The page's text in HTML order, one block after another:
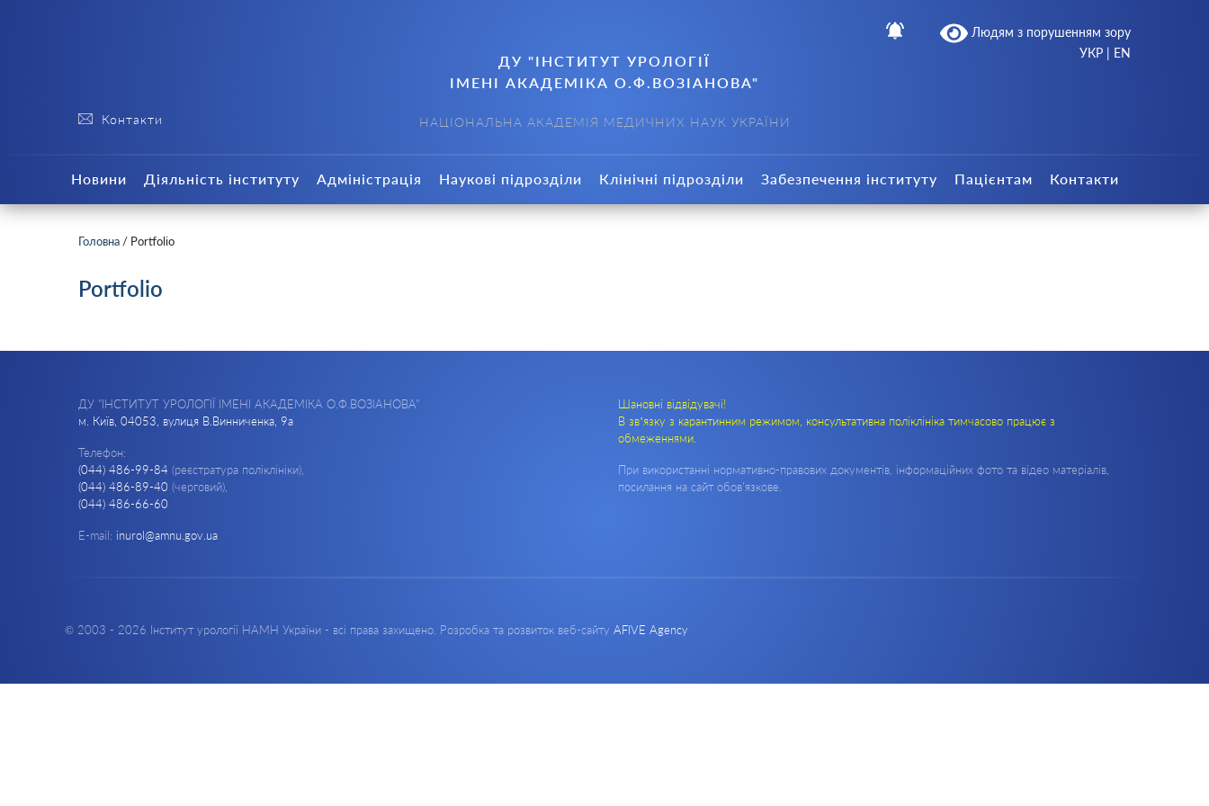
Людям з порушенням зору
Контакти
ДУ "ІНСТИТУТ УРОЛОГІЇ
ІМЕНІ АКАДЕМІКА О.Ф.ВОЗІАНОВА"
НАЦІОНАЛЬНА АКАДЕМІЯ МЕДИЧНИХ НАУК УКРАЇНИ
УКР | EN
Новини Діяльність інституту Адміністрація Наукові підрозділи Клінічні підрозділи Забезпечення інституту Пацієнтам Контакти
Головна / Portfolio
Portfolio
ДУ "ІНСТИТУТ УРОЛОГІЇ ІМЕНІ АКАДЕМІКА О.Ф.ВОЗІАНОВА"
м. Київ, 04053, вулиця В.Винниченка, 9а
Телефон:
(044) 486-99-84 (реєстратура поліклініки),
(044) 486-89-40 (черговий),
(044) 486-66-60
E-mail: inurol@amnu.gov.ua
Шановні відвідувачі!
В зв’язку з карантинним режимом, консультативна поліклініка тимчасово працює з
обмеженнями.
При використанні нормативно-правових документів, інформаційних фото та відео матеріалів,
посилання на сайт обов'язкове.
© 2003 - 2026 Інститут урології НАМН України - всі права захищено. Розробка та розвиток веб-сайту AFIVE Agency